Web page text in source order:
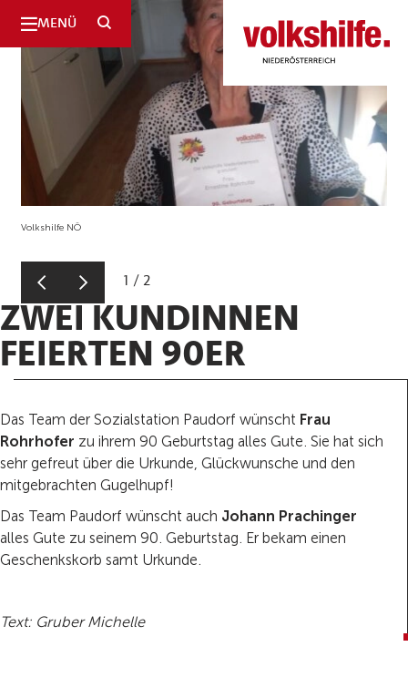
MENÜ SUCHE Niederösterreich
Volkshilfe NÖ
1 / 2
ZWEI KUNDINNEN
FEIERTEN 90ER
Das Team der Sozialstation Paudorf wünscht Frau
Rohrhofer zu ihrem 90 Geburtstag alles Gute. Sie hat sich
sehr gefreut über die Urkunde, Glückwunsche und den
mitgebrachten Gugelhupf!
Das Team Paudorf wünscht auch Johann Prachinger
alles Gute zu seinem 90. Geburtstag. Er bekam einen
Geschenkskorb samt Urkunde.
Text: Gruber Michelle